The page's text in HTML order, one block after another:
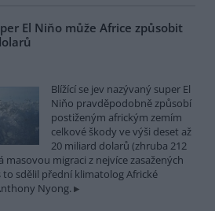
El Niňo může Africe způsobit
Blížící se jev nazývaný super El
Niňo pravděpodobně způsobí
postiženým africkým zemím
celkové škody ve výši deset až
20 miliard dolarů (zhruba 212
masovou migraci z nejvíce zasažených
to sdělil přední klimatolog Africké
Nyong.